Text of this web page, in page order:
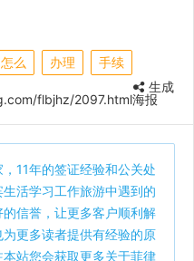
怎么 办理
手续
flbjhz/2097.html
生成
海报
11年的签证经验和公关处
活学习工作旅游中遇到的
信誉，让更多客户顺利解
更多读者提供有经验的原
站您会获取更多关于菲律